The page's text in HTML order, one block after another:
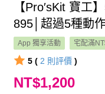
【Pro′sKit 寶工
895│超過5種動
App 獨享活動 宅配滿
5 ( 2 則評價 )
NT$1,200